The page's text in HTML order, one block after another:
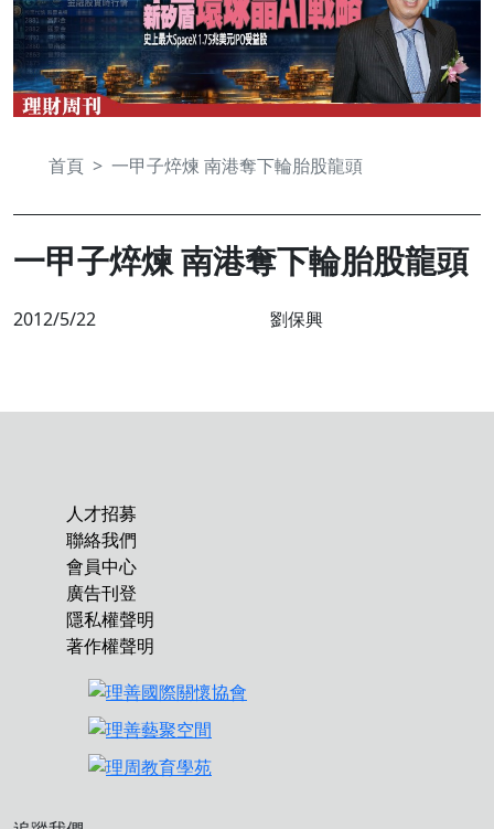
首頁 一甲子焠煉 南港奪下輪胎股龍頭
一甲子焠煉 南港奪下輪胎股龍頭
2012/5/22 劉保興
人才招募
聯絡我們
會員中心
廣告刊登
隱私權聲明
著作權聲明